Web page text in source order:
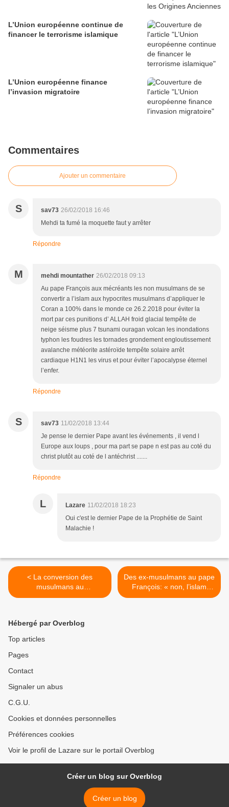
L’Union européenne continue de
financer le terrorisme islamique
L’Union européenne finance
l’invasion migratoire
Commentaires
Ajouter un commentaire
S sav73 26/02/2018 16:46
Mehdi ta fumé la moquette faut y arrêter
Répondre
M mehdi mountather 26/02/2018 09:13
Au pape François aux mécréants les non musulmans de se
convertir a l’islam aux hypocrites musulmans d’appliquer le
Coran a 100% dans le monde ce 26.2.2018 pour éviter la
mort par ces punitions d’ ALLAH froid glacial tempête de
neige séisme plus 7 tsunami ouragan volcan les inondations
typhon les foudres les tornades grondement engloutissement
avalanche météorite astéroïde tempête solaire arrêt
cardiaque H1N1 les virus et pour éviter l’apocalypse éternel
l’enfer.
Répondre
S sav73 11/02/2018 13:44
Je pense le dernier Pape avant les événements , il vend l
Europe aux loups , pour ma part se pape n est pas au coté du
christ plutôt au coté de l antéchrist .......
Répondre
L Lazare 11/02/2018 18:23
Oui c'est le dernier Pape de la Prophétie de Saint
Malachie !
< La conversion des
musulmans au
christianisme serait le fait
Des ex-musulmans au pape
François: « non, l’islam
n’est pas une religion de
Hébergé par Overblog
Top articles
Pages
Contact
Signaler un abus
C.G.U.
Cookies et données personnelles
Préférences cookies
Voir le profil de Lazare sur le portail Overblog
Créer un blog sur Overblog
Créer un blog